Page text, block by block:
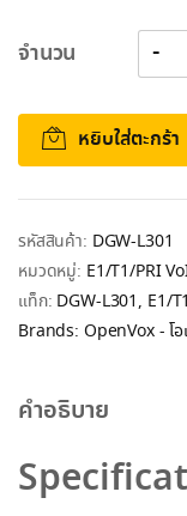
จำนวน
หยิบใส่ตะกร้า
รหัสสินค้า: DGW-L301
หมวดหมู่: E1/T1/PRI
แท็ก: DGW-L301 , E1/
Brands: OpenVox - โ
คำอธิบาย